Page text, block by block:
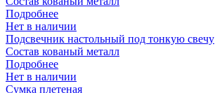
Подробнее
Нет в наличии
Подсвечник настольный под тонкую свечу
Состав кованый металл
Подробнее
Нет в наличии
Сумка плетеная